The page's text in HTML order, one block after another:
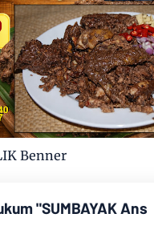
Benner
"SUMBAYAK Ans